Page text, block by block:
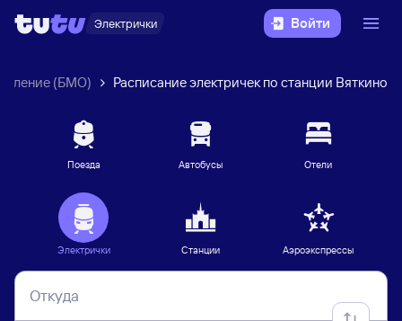
Электрички Войти
(БМО) Расписание электричек по станции Вяткино
Поезда Автобусы Отели
Электрички Станции Аэроэкспрессы
Откуда